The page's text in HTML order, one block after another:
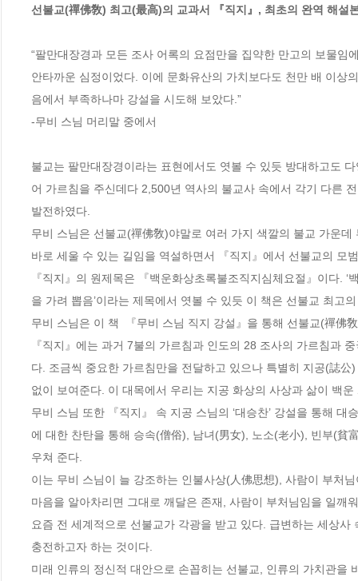
선불교(禪佛敎) 최고(最高)의 교과서 『직지』, 최초의 완역 해설
“팔만대장경과 모든 조사 어록의 요점만을 집약한 만고의 보물
안타까운 심정이었다. 이에 문화유산의 가치보다도 천만 배 이상
음에서 부족하나마 강설을 시도해 보았다.”
-무비 스님 머리말 중에서
불교는 팔만대장경이라는 표현에서도 엿볼 수 있듯 방대하고도
어 가르침을 주신데다 2,500년 역사의 불교사 속에서 각기 다른
발전하였다.
무비 스님은 선불교(禪佛敎)야말로 여러 가지 색깔의 불교 가운
바로 세울 수 있는 길임을 역설하면서 『직지』에서 선불교의 모
『직지』의 원제목은 『백운화상초록불조직지심체요절』이다.
을 가려 뽑음’이라는 제목에서 엿볼 수 있듯 이 책은 선불교 최고
무비 스님은 이 책  『무비 스님 직지 강설』을 통해 선불교(禪佛
『직지』에는 과거 7불의 가르침과 인도의 28 조사의 가르침과
다. 조금씩 중요한 가르침만을 전달하고 있으나 특별히 지공(誌
없이 보여준다. 이 대목에서 우리는 지공 화상의 사상과 삶이 백
무비 스님 또한 『직지』 속 지공 스님의 ‘대승찬’ 강설을 통해
에 대한 찬탄을 통해 승속(僧俗), 남녀(男女), 노소(老小), 빈부(貧
우쳐 준다.
이는 무비 스님이 늘 강조하는 인불사상(人佛思想), 사람이 부처
마음을 알아차리면 그대로 깨달은 존재, 사람이 부처님임을 일깨
요즘 전 세계적으로 선불교가 각광을 받고 있다. 급변하는 세상
충전하고자 하는 것이다.
미래 인류의 정신적 대안으로 손꼽히는 선불교, 인류의 가치관을